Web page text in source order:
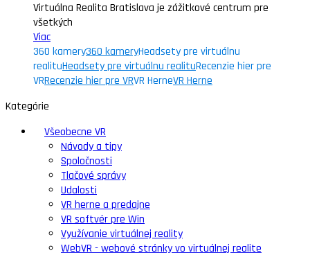
Virtuálna Realita Bratislava je zážitkové centrum pre
všetkých
Viac
360 kamery360 kameryHeadsety pre virtuálnu
realituHeadsety pre virtuálnu realituRecenzie hier pre
VRRecenzie hier pre VRVR HerneVR Herne
Kategórie
Všeobecne VR
Návody a tipy
Spoločnosti
Tlačové správy
Udalosti
VR herne a predajne
VR softvér pre Win
Využívanie virtuálnej reality
WebVR - webové stránky vo virtuálnej realite